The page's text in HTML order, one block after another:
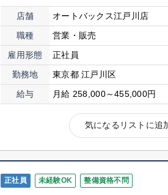
店舗
オートバックス江戸川店
職種
営業・販売
雇用形態
正社員
勤務地
東京都 江戸川区
給与
月給 258,000～455,000円
気になるリストに追
正社員 未経験OK 整備資格不問